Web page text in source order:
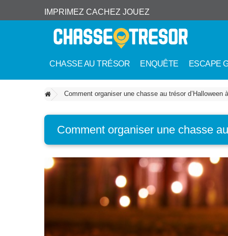
IMPRIMEZ CACHEZ JOUEZ
CHASSE AU TRÉSOR ENQUÊTE ESCAPE
Comment organiser une chasse au trésor
Comment organiser une chasse